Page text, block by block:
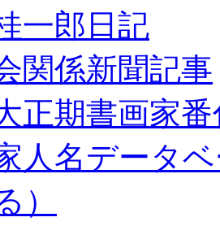
一郎日記
関係新聞記事
正期書画家
人名データ
）